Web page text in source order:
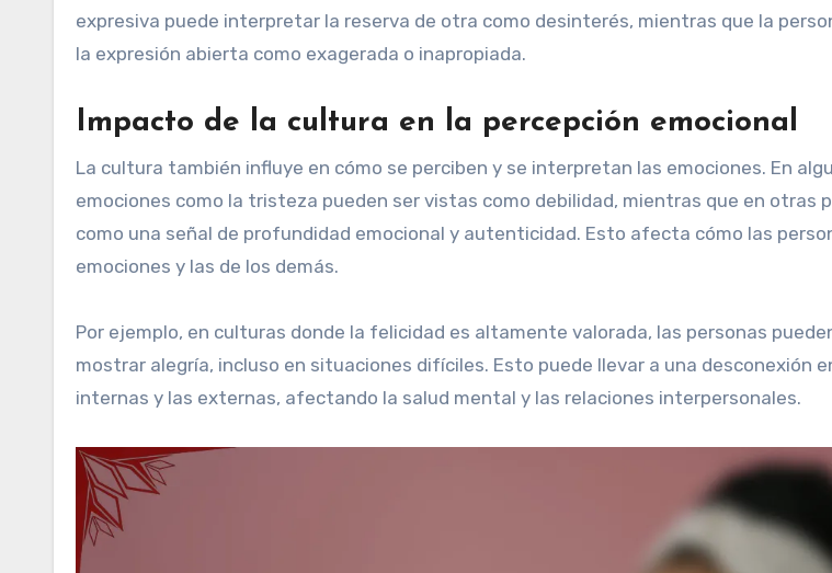
expresiva puede interpretar la reserva de otra como desinterés, mientras que la
la expresión abierta como exagerada o inapropiada.
Impacto de la cultura en la percepción emocional
La cultura también influye en cómo se perciben y se interpretan las emociones. En
emociones como la tristeza pueden ser vistas como debilidad, mientras que en otras
como una señal de profundidad emocional y autenticidad. Esto afecta cómo las
emociones y las de los demás.
Por ejemplo, en culturas donde la felicidad es altamente valorada, las personas
mostrar alegría, incluso en situaciones difíciles. Esto puede llevar a una desconexión
internas y las externas, afectando la salud mental y las relaciones interpersonales.